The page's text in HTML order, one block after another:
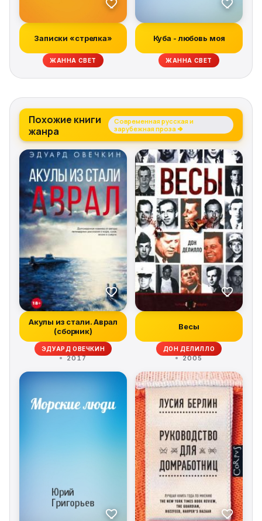
Записки «стрелка»
ЖАННА СВЕТ
Куба - любовь моя
ЖАННА СВЕТ
Похожие книги
жанра
Современная русская и
зарубежная проза →
Акулы из стали. Аврал
(сборник)
ЭДУАРД ОВЕЧКИН
2017
Весы
ДОН ДЕЛИЛЛО
2005